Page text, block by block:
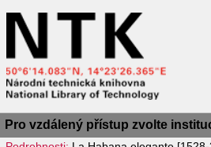
Pro vzdálený přístup zvolte